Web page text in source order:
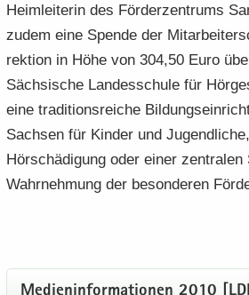
Heim­lei­te­rin des För­der­zen­trums
zudem eine Spen­de der
rek­ti­on in Höhe von 304,50 Euro
Säch­si­sche Lan­des­schu­le für
eine tra­di­ti­ons­rei­che
Sach­sen für Kin­der und
Hör­schä­di­gung oder einer
Wahr­neh­mung der be­son­de­ren